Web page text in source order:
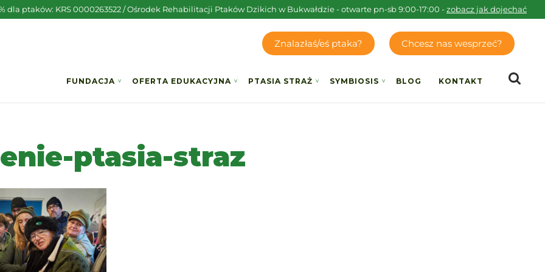
dla ptaków: KRS 0000263522 / Ośrodek Rehabilitacji Ptaków Dzikich w Bukwałdzie - otwarte pn-sb 9:00-17:00 -zobacz jak dojechać
Znalazłaś/eś ptaka? Chcesz nas wesprzeć?
FUNDACJA OFERTA EDUKACYJNA PTASIA STRAŻ SYMBIOSIS BLOG KONTAKT
ptasia-straz